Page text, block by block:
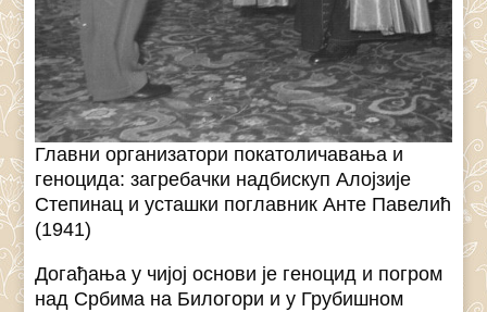
Главни организатори покатоличавања и
геноцида: загребачки надбискуп Алојзије
Степинац и усташки поглавник Анте Павелић
(1941)
Догађања у чијој основи је геноцид и погром
над Србима на Билогори и у Грубишном